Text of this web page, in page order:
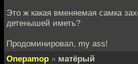
Это ж какая вменяемая самка
детенышей иметь?
Продоминировал, my ass!
Onepamop » матёрый